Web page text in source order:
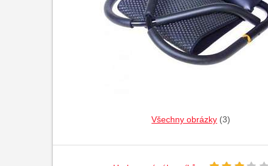
Všechny obrázky (3)